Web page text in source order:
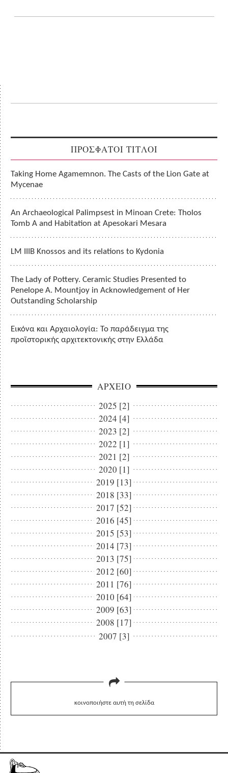
ΠΡΟΣΦΑΤΟΙ ΤΙΤΛΟΙ
Taking Home Agamemnon. The Casts of the Lion Gate at
Mycenae
An Archaeological Palimpsest in Minoan Crete: Tholos
Tomb A and Habitation at Apesokari Mesara
LM IIIB Knossos and its relations to Kydonia
The Lady of Pottery. Ceramic Studies Presented to
Penelope A. Mountjoy in Acknowledgement of Her
Outstanding Scholarship
Εικόνα και Αρχαιολογία: Το παράδειγμα της
προϊστορικής αρχιτεκτονικής στην Ελλάδα
ΑΡΧΕΙΟ
2025 [2]
2024 [4]
2023 [2]
2022 [1]
2021 [2]
2020 [1]
2019 [13]
2018 [33]
2017 [52]
2016 [45]
2015 [53]
2014 [73]
2013 [75]
2012 [60]
2011 [76]
2010 [64]
2009 [63]
2008 [17]
2007 [3]
κοινοποιήστε αυτή τη σελίδα